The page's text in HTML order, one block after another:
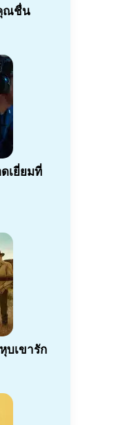
ณชื่น
เยี่ยมที่
บเขารัก